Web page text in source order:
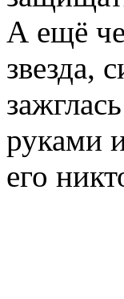
А ещё
звезда,
руками
его